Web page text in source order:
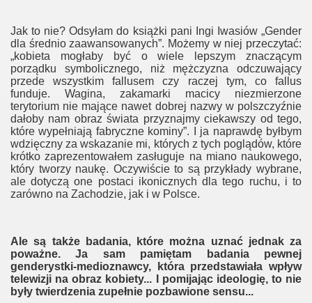
Jak to nie? Odsyłam do książki pani Ingi Iwasiów „Gender
dla średnio zaawansowanych”. Możemy w niej przeczytać:
„kobieta mogłaby być o wiele lepszym znaczącym
porządku symbolicznego, niż mężczyzna odczuwający
przede wszystkim fallusem czy raczej tym, co fallus
funduje. Wagina, zakamarki macicy niezmierzone
terytorium nie mające nawet dobrej nazwy w polszczyźnie
dałoby nam obraz świata przyznajmy ciekawszy od tego,
które wypełniają fabryczne kominy”. I ja naprawdę byłbym
wdzięczny za wskazanie mi, których z tych poglądów, które
krótko zaprezentowałem zasługuje na miano naukowego,
który tworzy naukę. Oczywiście to są przykłady wybrane,
ale dotyczą one postaci ikonicznych dla tego ruchu, i to
zarówno na Zachodzie, jak i w Polsce.
Ale są także badania, które można uznać jednak za
poważne. Ja sam pamiętam badania pewnej
genderystki-medioznawcy, która przedstawiała wpływ
telewizji na obraz kobiety... I pomijając ideologię, to nie
były twierdzenia zupełnie pozbawione sensu...